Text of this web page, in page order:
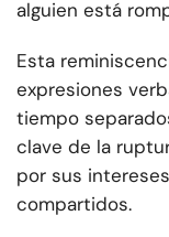
alguien está
Esta
expresiones
tiempo
clave de la
por sus
compartidos.